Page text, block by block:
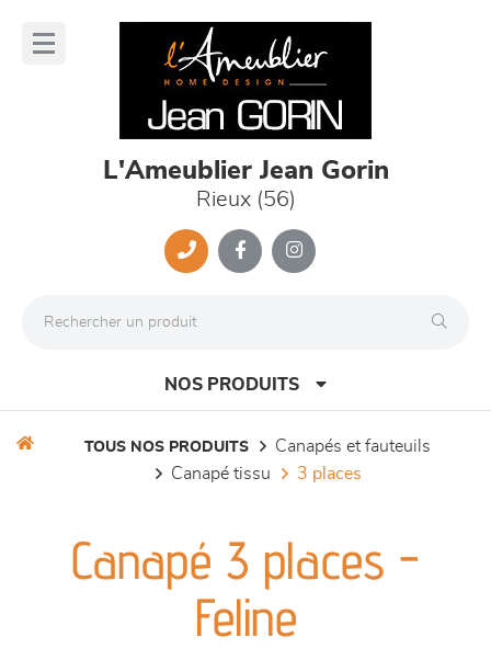
L'Ameublier Jean Gorin
Rieux (56)
NOS PRODUITS
séjours
meubles de complément
TOUS NOS PRODUITS
canapés et fauteuils
canapé tissu
3 places
Canapé 3 places -
Feline